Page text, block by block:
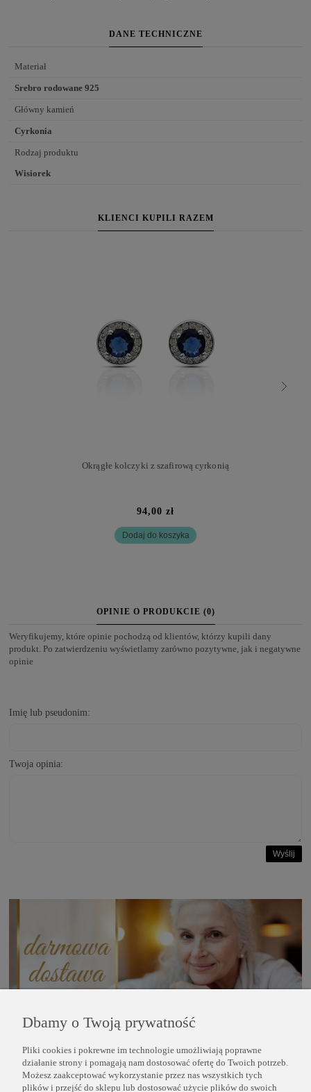
DANE TECHNICZNE
Materiał
Srebro rodowane 925
Główny kamień
Cyrkonia
Rodzaj produktu
Wisiorek
KLIENCI KUPILI RAZEM
Okrągłe kolczyki z szafirową cyrkonią
94,00 zł
Dodaj do koszyka
OPINIE O PRODUKCIE (0)
Weryfikujemy, które opinie pochodzą od klientów, którzy kupili dany
produkt. Po zatwierdzeniu wyświetlamy zarówno pozytywne, jak i negatywne
opinie
Imię lub pseudonim:
Twoja opinia:
Wyślij
POMOC
Dbamy o Twoją prywatność
Pliki cookies i pokrewne im technologie umożliwiają poprawne
działanie strony i pomagają nam dostosować ofertę do Twoich potrzeb.
Możesz zaakceptować wykorzystanie przez nas wszystkich tych
plików i przejść do sklepu lub dostosować użycie plików do swoich